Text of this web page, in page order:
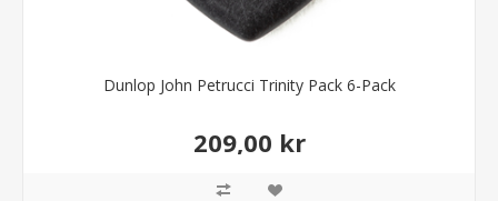
Dunlop John Petrucci Trinity Pack 6-Pack
209,00 kr